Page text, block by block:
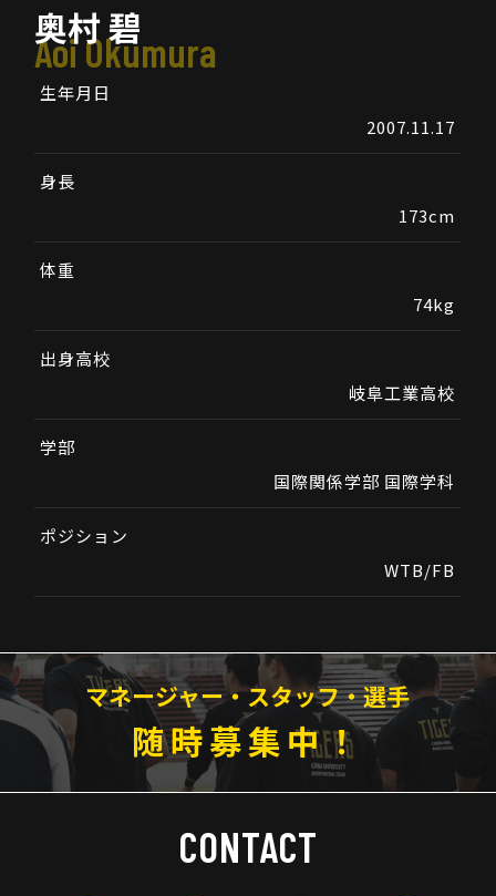
奥村 碧
Aoi Okumura
生年月日
2007.11.17
身長
173cm
体重
74kg
出身高校
岐阜工業高校
学部
国際関係学部 国際学科
ポジション
WTB/FB
マネージャー・スタッフ・選手
随時募集中！
CONTACT